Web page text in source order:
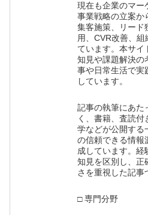
現在も企業のマー
事業戦略の立案か
集客施策、リード
用、CVR改善、
ています。本サイ
知見や課題解決の
事や日常生活で実
しています。
記事の執筆にあた
く、書籍、査読
学などが公開する
の信頼できる情報
成しています。経
知見を区別し、正
さを重視した記事
□ 専門分野